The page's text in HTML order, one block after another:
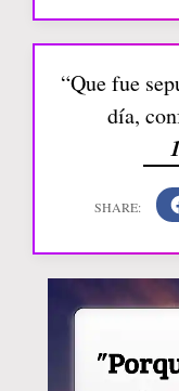
“Que fue
día,